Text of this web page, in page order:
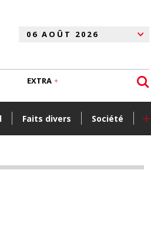
Faits divers Société +
EXTRA